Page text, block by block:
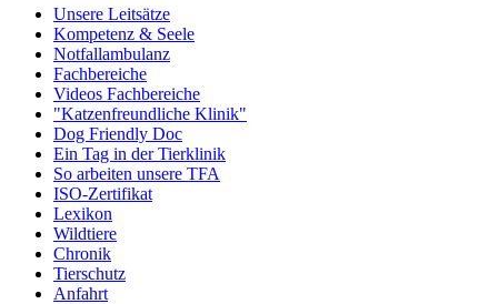
Unsere Leitsätze
Kompetenz & Seele
Notfallambulanz
Fachbereiche
Videos Fachbereiche
"Katzenfreundliche Klinik"
Dog Friendly Doc
Ein Tag in der Tierklinik
So arbeiten unsere TFA
ISO-Zertifikat
Lexikon
Wildtiere
Chronik
Tierschutz
Anfahrt